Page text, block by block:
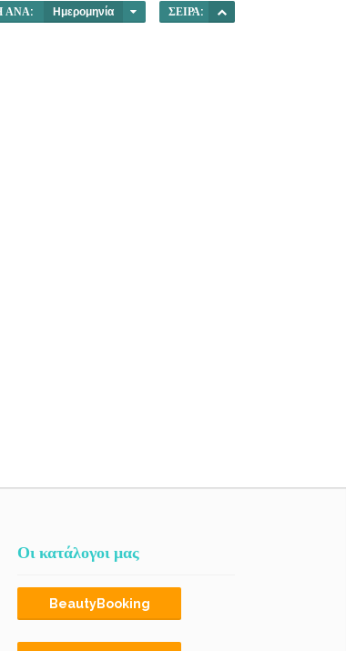
ΑΝΆ: Ημερομηνία ΣΕΙΡΆ:
Οι κατάλογοι μας
BeautyBooking